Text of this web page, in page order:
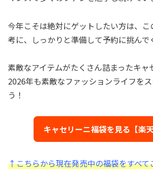
今年こそは絶対にゲットしたい方は、
考に、しっかりと準備して予約に挑ん
素敵なアイテムがたくさん詰まったキャ
2026年も素敵なファッションライフを
う！
キャセリーニ福袋を見る【楽天
↑こちらから現在発売中の福袋をすべて